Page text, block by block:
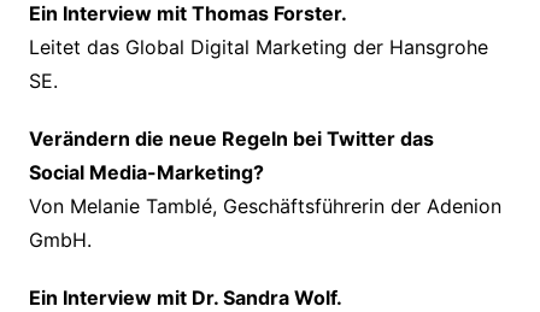
Ein Interview mit Thomas Forster.
Leitet das Global Digital Marketing der Hansgrohe
SE.
Verändern die neue Regeln bei Twitter das
Social Media-Marketing?
Von Melanie Tamblé, Geschäftsführerin der Adenion
GmbH.
Ein Interview mit Dr. Sandra Wolf.